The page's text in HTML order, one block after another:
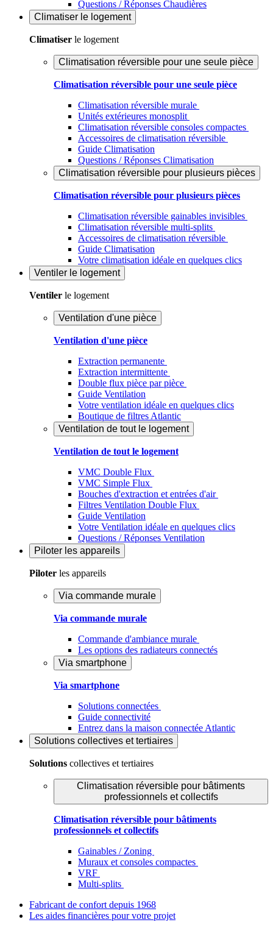
Questions / Réponses Chaudières
Climatiser le logement
Climatiser le logement
Climatisation réversible pour une seule pièce
Climatisation réversible pour une seule pièce
Climatisation réversible murale
Unités extérieures monosplit
Climatisation réversible consoles compactes
Accessoires de climatisation réversible
Guide Climatisation
Questions / Réponses Climatisation
Climatisation réversible pour plusieurs pièces
Climatisation réversible pour plusieurs pièces
Climatisation réversible gainables invisibles
Climatisation réversible multi-splits
Accessoires de climatisation réversible
Guide Climatisation
Votre climatisation idéale en quelques clics
Ventiler le logement
Ventiler le logement
Ventilation d'une pièce
Ventilation d'une pièce
Extraction permanente
Extraction intermittente
Double flux pièce par pièce
Guide Ventilation
Votre ventilation idéale en quelques clics
Boutique de filtres Atlantic
Ventilation de tout le logement
Ventilation de tout le logement
VMC Double Flux
VMC Simple Flux
Bouches d'extraction et entrées d'air
Filtres Ventilation Double Flux
Guide Ventilation
Votre Ventilation idéale en quelques clics
Questions / Réponses Ventilation
Piloter les appareils
Piloter les appareils
Via commande murale
Via commande murale
Commande d'ambiance murale
Les options des radiateurs connectés
Via smartphone
Via smartphone
Solutions connectées
Guide connectivité
Entrez dans la maison connectée Atlantic
Solutions collectives et tertiaires
Solutions collectives et tertiaires
Climatisation réversible pour bâtiments
professionnels et collectifs
Climatisation réversible pour bâtiments
professionnels et collectifs
Gainables / Zoning
Muraux et consoles compactes
VRF
Multi-splits
Fabricant de confort depuis 1968
Les aides financières pour votre projet